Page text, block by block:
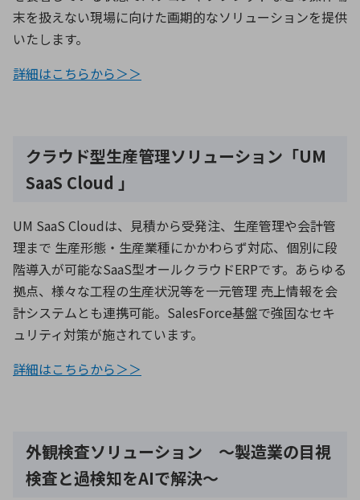
末を扱えない現場に向けた画期的なソリューションを提供
いたします。
詳細はこちらから＞＞
クラウド型生産管理ソリューション「UM
SaaS Cloud 」
UM SaaS Cloudは、見積から受発注、生産管理や会計管
理まで 生産形態・生産業種にかかわらず対応、個別に段
階導入が可能なSaaS型オールクラウドERPです。あらゆる
拠点、様々な工程の生産状況等を一元管理 売上情報を会
計システムとも連携可能。SalesForce基盤で強固なセキ
ュリティ対策が施されています。
詳細はこちらから＞＞
外観検査ソリューション ～製造業の目視
検査と過検知をAIで解決～